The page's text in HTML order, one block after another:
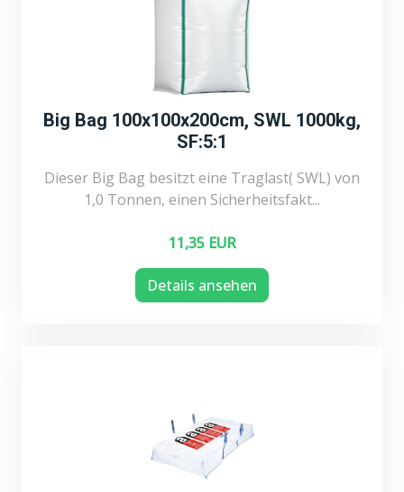
Big Bag 100x100x200cm, SWL 1000kg,
SF:5:1
Dieser Big Bag besitzt eine Traglast( SWL) von
1,0 Tonnen, einen Sicherheitsfakt...
11,35 EUR
Details ansehen